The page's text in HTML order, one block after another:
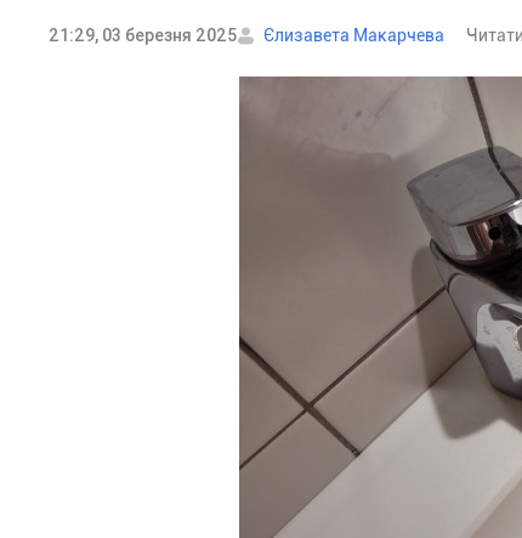
21:29, 03 березня 2025 Єлизавета Макарчева Читати